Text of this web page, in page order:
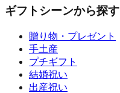
ギフトシーンから探す
贈り物・プレゼント
手土産
プチギフト
結婚祝い
出産祝い